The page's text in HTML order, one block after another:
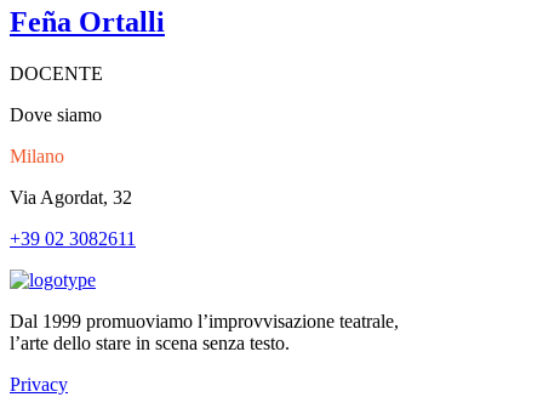
Feña Ortalli
DOCENTE
Dove siamo
Milano
Via Agordat, 32
+39 02 3082611
Dal 1999 promuoviamo l’improvvisazione teatrale,
l’arte dello stare in scena senza testo.
Privacy